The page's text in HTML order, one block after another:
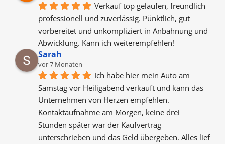
Verkauf top gelaufen, freundlich
professionell und zuverlässig. Pünktlich, gut
vorbereitet und unkompliziert in Anbahnung und
Abwicklung. Kann ich weiterempfehlen!
Sarah
vor 7 Monaten
Ich habe hier mein Auto am
Samstag vor Heiligabend verkauft und kann das
Unternehmen von Herzen empfehlen.
Kontaktaufnahme am Morgen, keine drei
Stunden später war der Kaufvertrag
unterschrieben und das Geld übergeben. Alles lief